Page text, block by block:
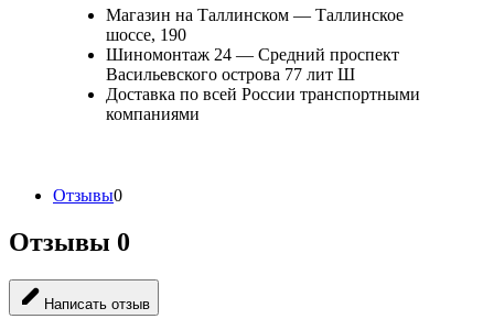
Магазин на Таллинском — Таллинское
шоссе, 190
Шиномонтаж 24 — Средний проспект
Васильевского острова 77 лит Ш
Доставка по всей России транспортными
компаниями
Отзывы0
Отзывы 0
Написать отзыв